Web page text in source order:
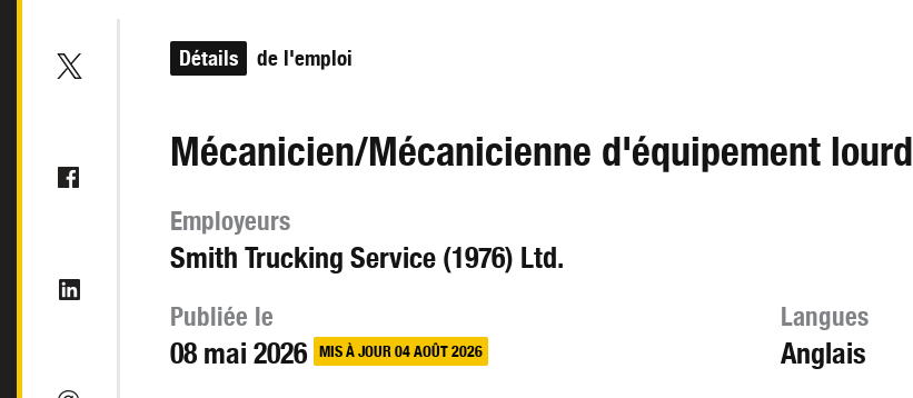
Détails de l'emploi
Mécanicien/Mécanicienne d'équipement lourd
Employeurs
Smith Trucking Service (1976) Ltd.
Publiée le
08 mai 2026 MIS À JOUR 04 AOÛT 2026
Langues
Anglais